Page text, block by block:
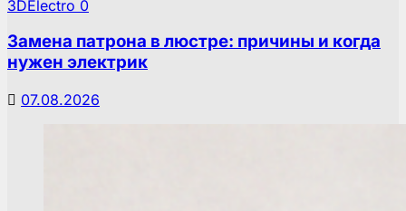
3DElectro 0
Замена патрона в люстре: причины и когда
нужен электрик
07.08.2026